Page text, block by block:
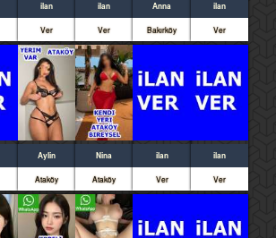
ilan
Ver
ilan
Ver
Anna
Bakırköy
ilan
Ver
Aylin
Ataköy
Nina
Ataköy
ilan
Ver
ilan
Ver